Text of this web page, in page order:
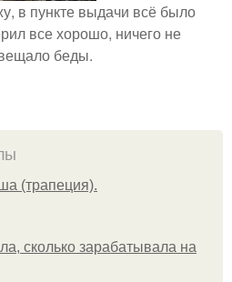
в пункте выдачи всё было
все хорошо, ничего не
беды.
(трапеция).
сколько зарабатывала на